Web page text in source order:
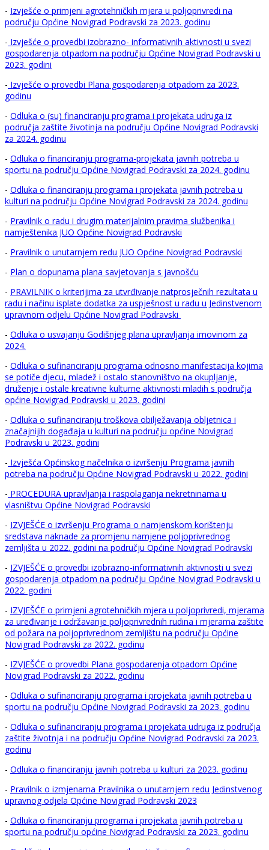
- Izvješće o primjeni agrotehničkih mjera u poljoprivredi na
području Općine Novigrad Podravski za 2023. godinu
- Izvješće o provedbi izobrazno- informativnih aktivnosti u svezi
gospodarenja otpadom na području Općine Novigrad Podravski u
2023. godini
- Izvješće o provedbi Plana gospodarenja otpadom za 2023.
godinu
- Odluka o (su) financiranju programa i projekata udruga iz
područja zaštite životinja na području Općine Novigrad Podravski
za 2024. godinu
- Odluka o financiranju programa-projekata javnih potreba u
sportu na području Općine Novigrad Podravski za 2024. godinu
- Odluka o financiranju programa i projekata javnih potreba u
kulturi na području Općine Novigrad Podravski za 2024. godinu
- Pravilnik o radu i drugim materijalnim pravima službenika i
namještenika JUO Općine Novigrad Podravski
- Pravilnik o unutarnjem redu JUO Općine Novigrad Podravski
- Plan o dopunama plana savjetovanja s javnošću
- PRAVILNIK o kriterijima za utvrđivanje natprosječnih rezultata u
radu i načinu isplate dodatka za uspješnost u radu u Jedinstvenom
upravnom odjelu Općine Novigrad Podravski
- Odluka o usvajanju Godišnjeg plana upravljanja imovinom za
2024.
- Odluka o sufinanciranju programa odnosno manifestacija kojima
se potiče djecu, mladež i ostalo stanovništvo na okupljanje,
druženje i ostale kreativne kulturne aktivnosti mladih s područja
općine Novigrad Podravski u 2023. godini
- Odluka o sufinanciranju troškova obilježavanja obljetnica i
značajnijih događaja u kulturi na području općine Novigrad
Podravski u 2023. godini
- Izvješća Općinskog načelnika o izvršenju Programa javnih
potreba na području Općine Novigrad Podravski u 2022. godini
- PROCEDURA upravljanja i raspolaganja nekretninama u
vlasništvu Općine Novigrad Podravski
- IZVJEŠĆE o izvršenju Programa o namjenskom korištenju
sredstava naknade za promjenu namjene poljoprivrednog
zemljišta u 2022. godini na području Općine Novigrad Podravski
- IZVJEŠĆE o provedbi izobrazno-informativnih aktivnosti u svezi
gospodarenja otpadom na području Općine Novigrad Podravski u
2022. godini
- IZVJEŠĆE o primjeni agrotehničkih mjera u poljoprivredi, mjerama
za uređivanje i održavanje poljoprivrednih rudina i mjerama zaštite
od požara na poljoprivrednom zemljištu na području Općine
Novigrad Podravski za 2022. godinu
- IZVJEŠĆE o provedbi Plana gospodarenja otpadom Općine
Novigrad Podravski za 2022. godinu
- Odluka o sufinanciranju programa i projekata javnih potreba u
sportu na području Općine Novigrad Podravski za 2023. godinu
- Odluka o sufinanciranju programa i projekata udruga iz područja
zaštite životnja i na području Općine Novigrad Podravski za 2023.
godinu
- Odluka o financiranju javnih potreba u kulturi za 2023. godinu
- Pravilnik o izmjenama Pravilnika o unutarnjem redu Jedinstvenog
upravnog odjela Općine Novigrad Podravski 2023
- Odluka o financiranju programa i projekata javnih potreba u
sportu na području općine Novigrad Podravski za 2023. godinu